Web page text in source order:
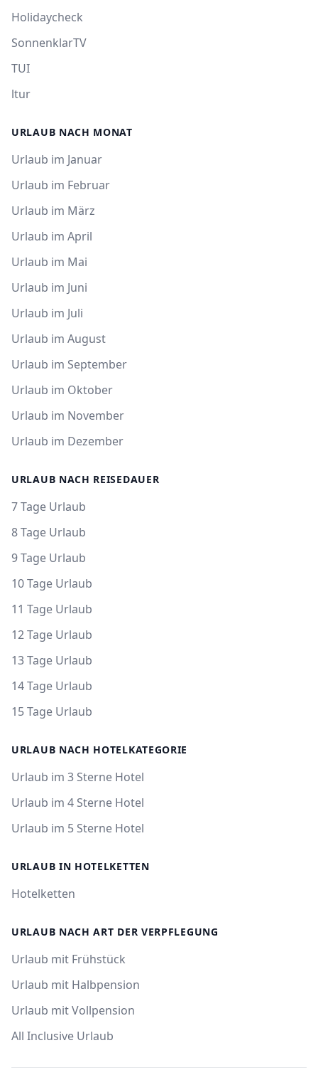
Holidaycheck
SonnenklarTV
TUI
ltur
URLAUB NACH MONAT
Urlaub im Januar
Urlaub im Februar
Urlaub im März
Urlaub im April
Urlaub im Mai
Urlaub im Juni
Urlaub im Juli
Urlaub im August
Urlaub im September
Urlaub im Oktober
Urlaub im November
Urlaub im Dezember
URLAUB NACH REISEDAUER
7 Tage Urlaub
8 Tage Urlaub
9 Tage Urlaub
10 Tage Urlaub
11 Tage Urlaub
12 Tage Urlaub
13 Tage Urlaub
14 Tage Urlaub
15 Tage Urlaub
URLAUB NACH HOTELKATEGORIE
Urlaub im 3 Sterne Hotel
Urlaub im 4 Sterne Hotel
Urlaub im 5 Sterne Hotel
URLAUB IN HOTELKETTEN
Hotelketten
URLAUB NACH ART DER VERPFLEGUNG
Urlaub mit Frühstück
Urlaub mit Halbpension
Urlaub mit Vollpension
All Inclusive Urlaub